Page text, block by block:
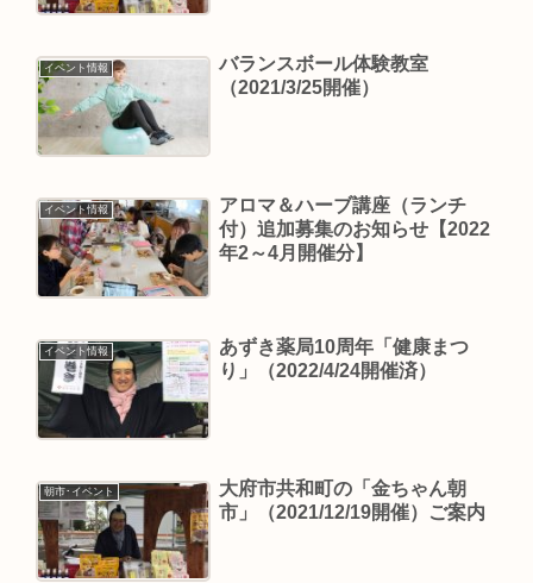
イベント情報
バランスボール体験教室
（2021/3/25開催）
イベント情報
アロマ＆ハーブ講座（ランチ
付）追加募集のお知らせ【2022
年2～4月開催分】
イベント情報
あずき薬局10周年「健康まつ
り」（2022/4/24開催済）
朝市･イベント
大府市共和町の「金ちゃん朝
市」（2021/12/19開催）ご案内